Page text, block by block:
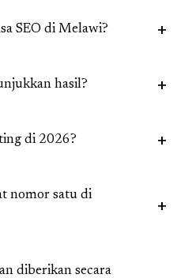
SEO di Melawi?
hasil?
di 2026?
nomor satu di
diberikan secara